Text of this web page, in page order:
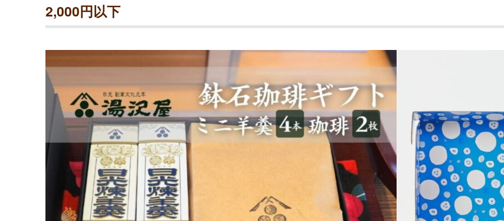
2,000円以下